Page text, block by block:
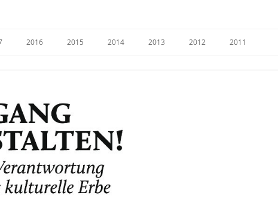
2016 2015 2014 2013 2012 2011